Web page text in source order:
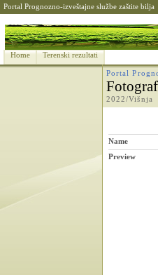
Portal Prognozno-izveštajne službe zaštite bilja
Home Terenski rezultati
Portal
2022/Višnja
Name
Preview